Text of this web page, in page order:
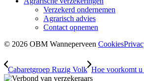
Verzekerd ondernemen
Agrarisch advies
Contact opnemen
© 2026 OBM Wanneperveen Cookies
Cabaretgroep Ruzig Volk Hoe voorkomt